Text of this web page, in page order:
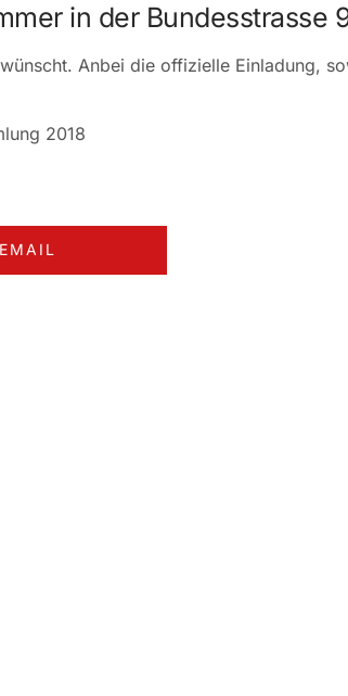
in der Bundesstrasse
Anbei die offizielle Einladung,
2018
EMAIL